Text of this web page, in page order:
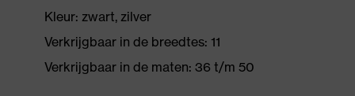
Kleur: zwart, zilver
Verkrijgbaar in de breedtes: 11
Verkrijgbaar in de maten: 36 t/m 50